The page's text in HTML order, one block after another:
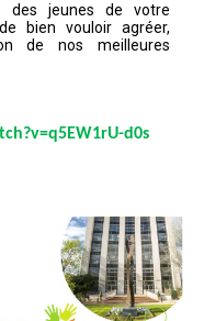
des jeunes de votre
bien vouloir agréer,
de nos meilleures
d0s